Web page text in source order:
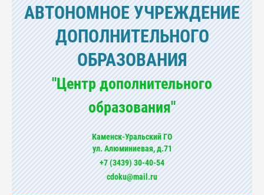
АВТОНОМНОЕ УЧРЕЖДЕНИЕ
ДОПОЛНИТЕЛЬНОГО
ОБРАЗОВАНИЯ
"Центр дополнительного
образования"
Каменск-Уральский ГО
ул. Алюминиевая, д.71
+7 (3439) 30-40-54
cdoku@mail.ru